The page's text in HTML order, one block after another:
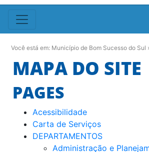
Você está em: Município de Bom Sucesso do Sul
MAPA DO SITE
PAGES
Acessibilidade
Carta de Serviços
DEPARTAMENTOS
Administração e